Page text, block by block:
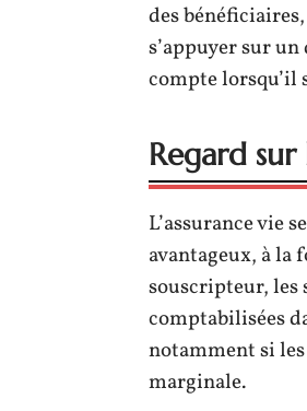
des
s’appuyer sur
compte lorsqu’il
Regard
L’assurance vie
avantageux, à la
souscripteur, les
comptabilisées
notamment si
marginale.